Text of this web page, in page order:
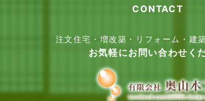
CONTACT
注文住宅・増改築・リフォーム・建
お気軽にお問い合わせく